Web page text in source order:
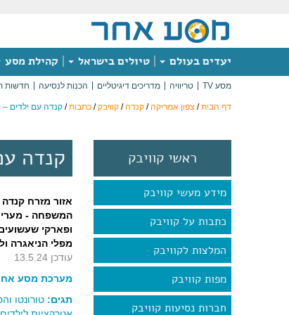
יעדים בעולם טיולים בישראל קהילת מסע
מסע TV טריוויה מדריכים דיגיטליים הכנות לנסיעה חדשות
דף הבית/ צפון אמריקה/ קנדה/ קוויבק/ כתבות/ קנדה עם ילדים
ראשי קוויבק
מידע מעשי קוויבק
כתבות על קוויבק
המלצות לקוויבק
מפות קוויבק
חברות נסיעות קוויבק
קנדה
אזור מזרח
המשפחה - מערים
ופארקי
מפלי הניאגרה
עודכן 13.5.24
מערכת מסע אחר
תגים: טורונטו